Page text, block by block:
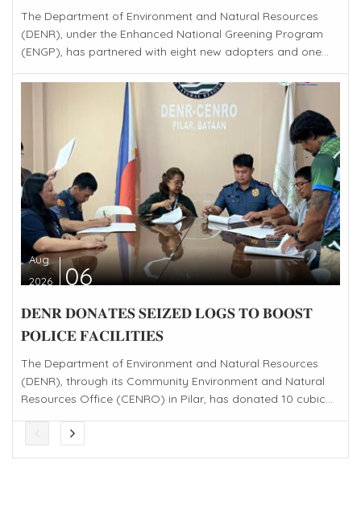
The Department of Environment and Natural Resources
(DENR), under the Enhanced National Greening Program
(ENGP), has partnered with eight new adopters and one...
Aug
2026
06
𝐃𝐄𝐍𝐑 𝐃𝐎𝐍𝐀𝐓𝐄𝐒 𝐒𝐄𝐈𝐙𝐄𝐃 𝐋𝐎𝐆𝐒 𝐓𝐎 𝐁𝐎𝐎𝐒𝐓
𝐏𝐎𝐋𝐈𝐂𝐄 𝐅𝐀𝐂𝐈𝐋𝐈𝐓𝐈𝐄𝐒
The Department of Environment and Natural Resources
(DENR), through its Community Environment and Natural
Resources Office (CENRO) in Pilar, has donated 10 cubic...